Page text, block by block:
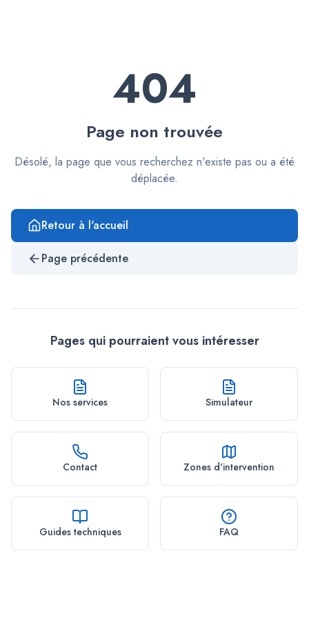
404
Page non trouvée
Désolé, la page que vous recherchez n'existe pas ou a été
déplacée.
Retour à l'accueil
Page précédente
Pages qui pourraient vous intéresser
Nos services Simulateur
Contact Zones d'intervention
Guides techniques FAQ